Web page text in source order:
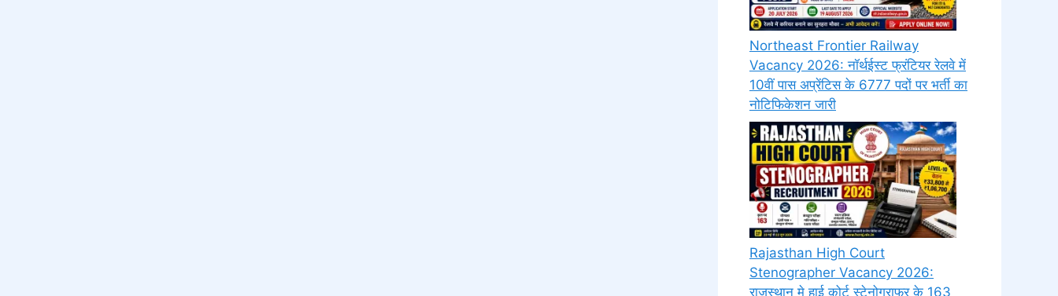
Northeast Frontier Railway
Vacancy 2026: नॉर्थईस्ट फ्रंटियर रेलवे में
10वीं पास अप्रेंटिस के 6777 पदों पर भर्ती का
नोटिफिकेशन जारी
Rajasthan High Court
Stenographer Vacancy 2026:
राजस्थान मे हाई कोर्ट स्टेनोग्राफर के 163